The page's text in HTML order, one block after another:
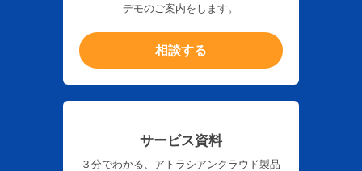
デモのご案内をします。
相談する
サービス資料
３分でわかる、アトラシアンクラウド製品